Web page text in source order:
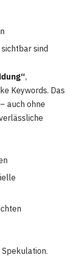
sind
,
Keywords. Das
auch ohne